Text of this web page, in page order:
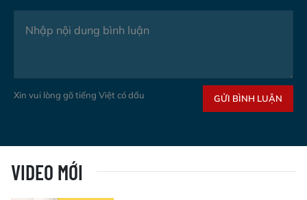
Xin vui lòng gõ tiếng Việt có dấu GỬI BÌNH LUẬN
VIDEO MỚI